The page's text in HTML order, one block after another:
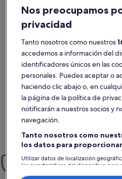
Más información sobre
Apartamento perfecto
10 de 10
Excepcional
excepcional
7 comentarios
(7 comentarios)
Primera línea. Guay. Buen
propietarios de 10. El jacuzzi es increíble.
Hector G.
Tranquilidad
Aprovecha nuestra Garantía
Nos preocupamos
privacidad
Tanto nosotros como nuestros
accedemos a información del
identificadores únicos en las
personales. Puedes aceptar o
haciendo clic abajo o, en
la página de la política de
notificarán a nuestros socios y
navegación.
Tanto nosotros como
los datos para
Utilizar datos de localización
las características del dispositivo para